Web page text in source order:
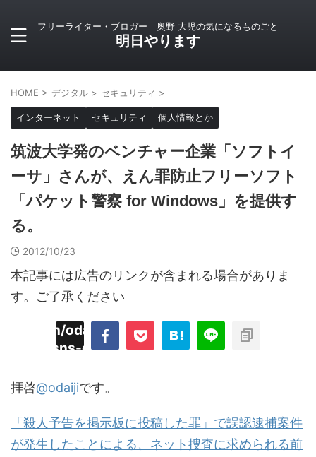
フリーライター・ブロガー 奥野 大児の気になるものごと
明日やります
HOME > デジタル > セキュリティ >
インターネット セキュリティ 個人情報とか
筑波大学発のベンチャー企業「ソフトイ
ーサ」さんが、えん罪防止フリーソフト
「パケット警察 for Windows」を提供す
る。
2012/10/23
本記事には広告のリンクが含まれる場合がありま
す。ご了承ください
odaiji.com/public_html/blog/wp-
sns-count-cache/sns-count-
拝啓@odaijiです。
「殺人予告を掲示板に投稿した罪」で誤認逮捕案件
が発生したことによる、ネット捜査に求められる前